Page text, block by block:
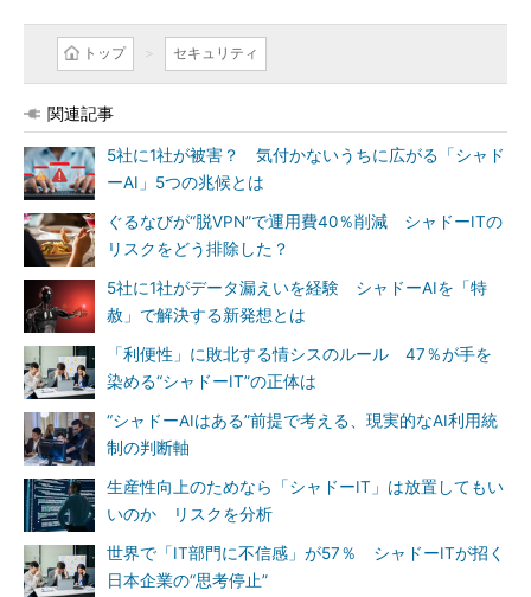
トップ セキュリティ
関連記事
5社に1社が被害？ 気付かないうちに広がる「シャド
ーAI」5つの兆候とは
ぐるなびが“脱VPN”で運用費40％削減 シャドーITの
リスクをどう排除した？
5社に1社がデータ漏えいを経験 シャドーAIを「特
赦」で解決する新発想とは
「利便性」に敗北する情シスのルール 47％が手を
染める“シャドーIT”の正体は
“シャドーAIはある”前提で考える、現実的なAI利用統
制の判断軸
生産性向上のためなら「シャドーIT」は放置してもい
いのか リスクを分析
世界で「IT部門に不信感」が57％ シャドーITが招く
日本企業の“思考停止”